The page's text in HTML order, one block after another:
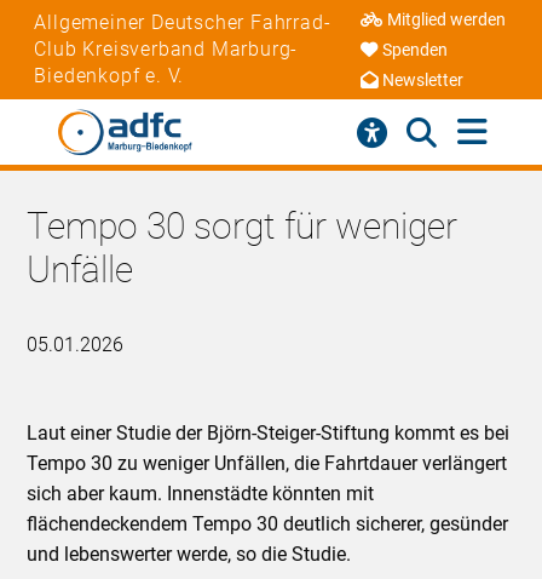
Allgemeiner Deutscher Fahrrad-
Club Kreisverband Marburg-
Biedenkopf e. V.
Mitglied werden
Spenden
Newsletter
Tempo 30 sorgt für weniger
Unfälle
05.01.2026
Laut einer Studie der Björn-Steiger-Stiftung kommt es bei
Tempo 30 zu weniger Unfällen, die Fahrtdauer verlängert
sich aber kaum. Innenstädte könnten mit
flächendeckendem Tempo 30 deutlich sicherer, gesünder
und lebenswerter werde, so die Studie.